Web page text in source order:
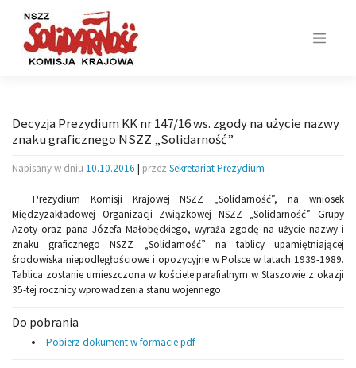
content
Decyzja Prezydium KK nr 147/16 ws. zgody na użycie nazwy
znaku graficznego NSZZ „Solidarność”
Napisany w dniu 10.10.2016 | przez Sekretariat Prezydium
Prezydium Komisji Krajowej NSZZ „Solidarność”, na wniosek
Międzyzakładowej Organizacji Związkowej NSZZ „Solidarność” Grupy
Azoty oraz pana Józefa Małobęckiego, wyraża zgodę na użycie nazwy i
znaku graficznego NSZZ „Solidarność” na tablicy upamiętniającej
środowiska niepodległościowe i opozycyjne w Polsce w latach 1939-1989.
Tablica zostanie umieszczona w kościele parafialnym w Staszowie z okazji
35-tej rocznicy wprowadzenia stanu wojennego.
Do pobrania
Pobierz dokument w formacie pdf